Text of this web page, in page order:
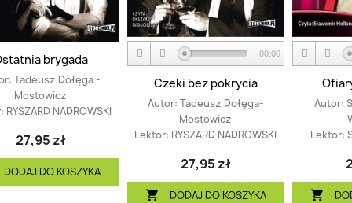
brygada
Tadeusz Dołęga -
Mostowicz
RYSZARD NADROWSKI
27,95 zł
DODAJ DO KOSZYKA
00:00
Czeki bez pokrycia
Autor:Tadeusz Dołęga-
Mostowicz
Lektor: RYSZARD NADROWSKI
27,95 zł
 DODAJ DO KOSZYKA
Autor:
Lektor:
